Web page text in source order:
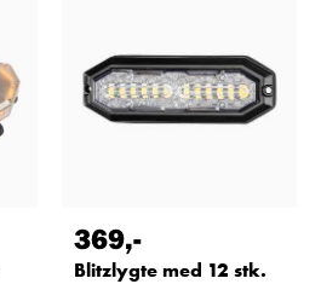
369,-
Blitzlygte med 12 stk.